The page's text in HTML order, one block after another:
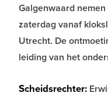
Galgenwaard
zaterdag vanaf
Utrecht. De
leiding van het
Scheidsrechter: